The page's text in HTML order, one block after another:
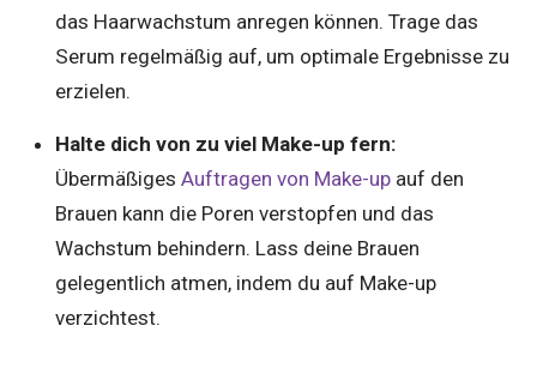
das Haarwachstum anregen können. Trage das
Serum regelmäßig auf, um optimale Ergebnisse zu
erzielen.
Halte dich von zu viel Make-up fern:
Übermäßiges Auftragen von Make-upauf den
Brauen kann die Poren verstopfen und das
Wachstum behindern. Lass deine Brauen
gelegentlich atmen, indem du auf Make-up
verzichtest.